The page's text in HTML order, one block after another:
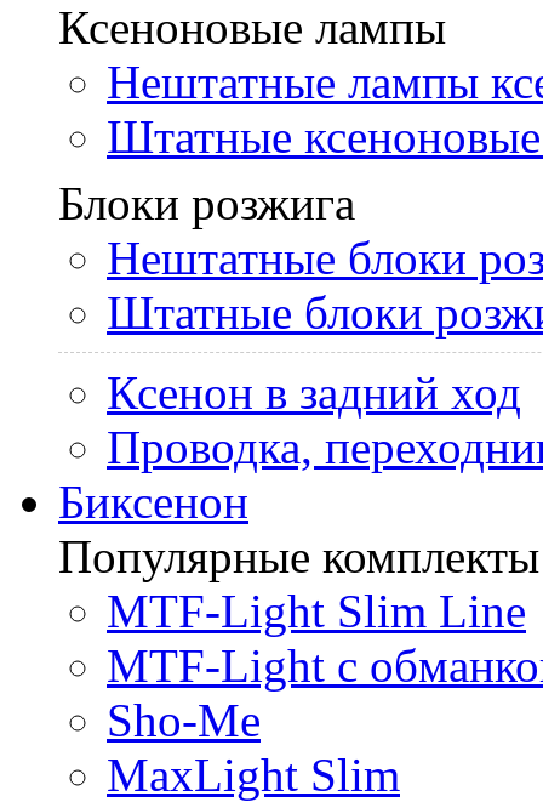
Ксеноновые лампы
Нештатные лампы
Штатные
Блоки розжига
Нештатные блоки
Штатные блоки
Ксенон в задний ход
Проводка,
Биксенон
Популярные комплекты
MTF-Light Slim Line
MTF-Light с
Sho-Me
MaxLight Slim